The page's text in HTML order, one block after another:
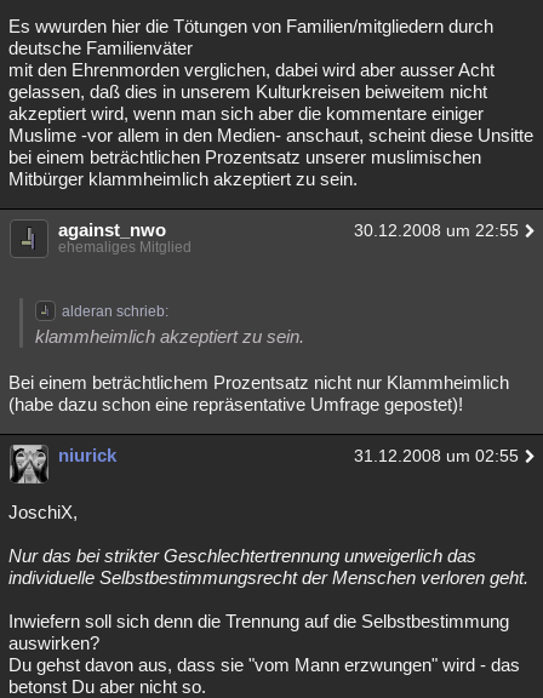
Es wwurden hier die Tötungen von Familien/mitgliedern durch
deutsche Familienväter
mit den Ehrenmorden verglichen, dabei wird aber ausser Acht
gelassen, daß dies in unserem Kulturkreisen beiweitem nicht
akzeptiert wird, wenn man sich aber die kommentare einiger
Muslime -vor allem in den Medien- anschaut, scheint diese Unsitte
bei einem beträchtlichen Prozentsatz unserer muslimischen
Mitbürger klammheimlich akzeptiert zu sein.
against_nwo 30.12.2008 um 22:55
ehemaliges Mitglied
alderan schrieb:
klammheimlich akzeptiert zu sein.
Bei einem beträchtlichem Prozentsatz nicht nur Klammheimlich
(habe dazu schon eine repräsentative Umfrage gepostet)!
niurick 31.12.2008 um 02:55
JoschiX,
Nur das bei strikter Geschlechtertrennung unweigerlich das
individuelle Selbstbestimmungsrecht der Menschen verloren geht.
Inwiefern soll sich denn die Trennung auf die Selbstbestimmung
auswirken?
Du gehst davon aus, dass sie "vom Mann erzwungen" wird - das
betonst Du aber nicht so.